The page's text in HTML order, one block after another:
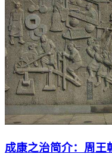
成康之治简介：周王